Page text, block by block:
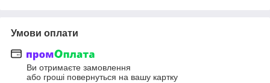
Умови оплати
Ви отримаєте замовлення
або гроші повернуться на вашу картку